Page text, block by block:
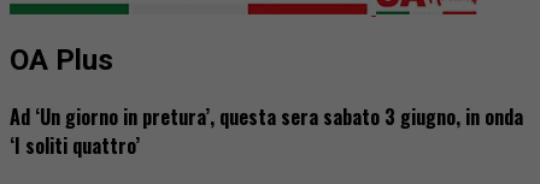
OA Plus
Ad ‘Un giorno in pretura’, questa sera sabato 3 giugno, in onda
‘I soliti quattro’